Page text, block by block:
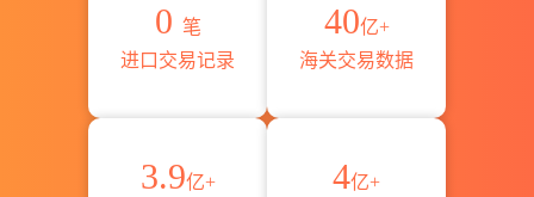
0 笔
进口交易记录
40亿+
海关交易数据
3.9亿+
4亿+